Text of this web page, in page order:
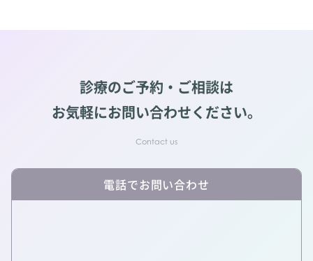
診療のご予約・ご相談は
お気軽にお問い合わせください。
電話でお問い合わせ